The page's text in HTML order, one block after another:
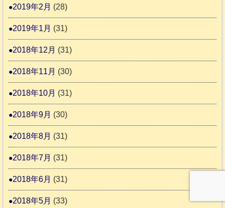
2019年2月 (28)
2019年1月 (31)
2018年12月 (31)
2018年11月 (30)
2018年10月 (31)
2018年9月 (30)
2018年8月 (31)
2018年7月 (31)
2018年6月 (31)
2018年5月 (33)